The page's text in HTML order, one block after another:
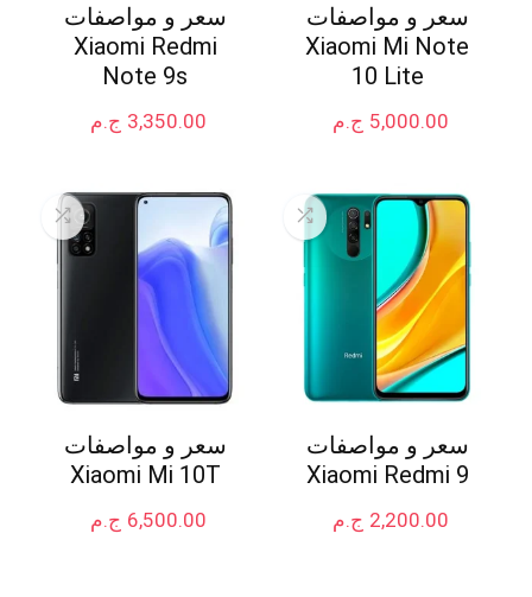
سعر و مواصفات
Xiaomi Mi Note
10 Lite
ج.م 5,000.00
سعر و مواصفات
Xiaomi Redmi
Note 9s
ج.م 3,350.00
سعر و مواصفات
Xiaomi Redmi 9
ج.م 2,200.00
سعر و مواصفات
Xiaomi Mi 10T
ج.م 6,500.00